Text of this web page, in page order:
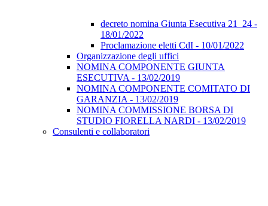
decreto nomina Giunta Esecutiva 21_24 -
18/01/2022
Proclamazione eletti CdI - 10/01/2022
Organizzazione degli uffici
NOMINA COMPONENTE GIUNTA
ESECUTIVA - 13/02/2019
NOMINA COMPONENTE COMITATO DI
GARANZIA - 13/02/2019
NOMINA COMMISSIONE BORSA DI
STUDIO FIORELLA NARDI - 13/02/2019
Consulenti e collaboratori